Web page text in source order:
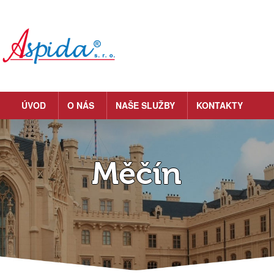
ÚVOD O NÁS NAŠE SLUŽBY KONTAKTY
Měčín